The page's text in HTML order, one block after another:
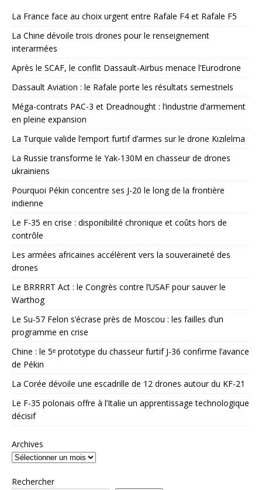
La France face au choix urgent entre Rafale F4 et Rafale F5
La Chine dévoile trois drones pour le renseignement
interarmées
Après le SCAF, le conflit Dassault-Airbus menace l’Eurodrone
Dassault Aviation : le Rafale porte les résultats semestriels
Méga-contrats PAC-3 et Dreadnought : l’industrie d’armement
en pleine expansion
La Turquie valide l’emport furtif d’armes sur le drone Kızılelma
La Russie transforme le Yak-130M en chasseur de drones
ukrainiens
Pourquoi Pékin concentre ses J-20 le long de la frontière
indienne
Le F-35 en crise : disponibilité chronique et coûts hors de
contrôle
Les armées africaines accélèrent vers la souveraineté des
drones
Le BRRRRT Act : le Congrès contre l’USAF pour sauver le
Warthog
Le Su-57 Felon s’écrase près de Moscou : les failles d’un
programme en crise
Chine : le 5ᵉ prototype du chasseur furtif J-36 confirme l’avance
de Pékin
La Corée dévoile une escadrille de 12 drones autour du KF-21
Le F-35 polonais offre à l’Italie un apprentissage technologique
décisif
Archives
Rechercher